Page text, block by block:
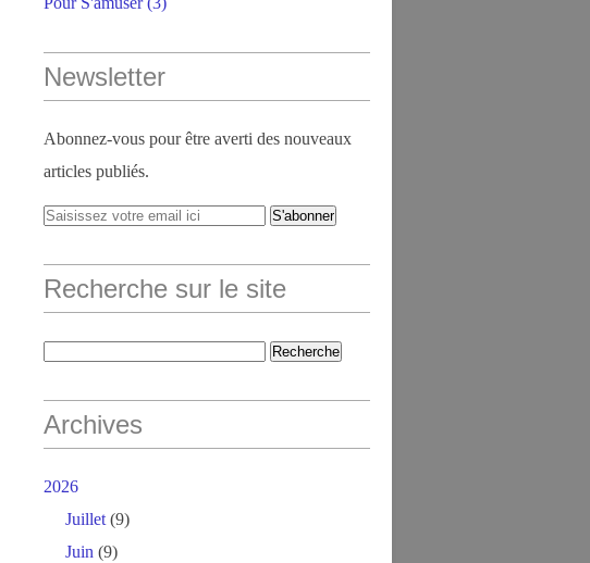
Newsletter
Abonnez-vous pour être averti des nouveaux
articles publiés.
Recherche sur le site
Archives
2026
Juillet (9)
Juin (9)